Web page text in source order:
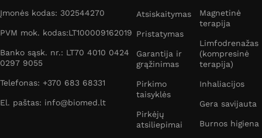
Įmonės kodas: 302544270
PVM mok. kodas:LT100009162019
Banko sąsk. nr.: LT70 4010 0424
0297 9055
Telefonas: +370 683 68331
El. paštas: info@biomed.lt
Atsiskaitymas
Pristatymas
Garantija ir
grąžinimas
Pirkimo
taisyklės
Pirkėjų
atsiliepimai
Magnetinė
terapija
Limfodrenažas
(kompresinė
terapija)
Inhaliacijos
Gera savijauta
Burnos higiena